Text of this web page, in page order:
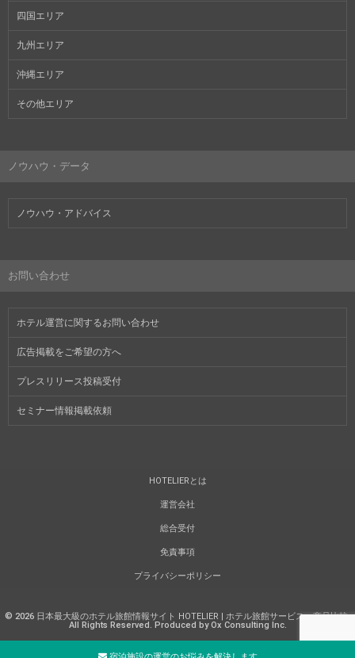
四国エリア
九州エリア
沖縄エリア
その他エリア
ノウハウ・データ
ノウハウ・アドバイス
お問い合わせ
ホテル運営に関するお問い合わせ
広告掲載をご希望の方へ
プレスリリース投稿受付
セミナー情報掲載依頼
HOTELIERとは
運営会社
総合受付
免責事項
プライバシーポリシー
© 2026 日本最大級のホテル旅館情報サイト HOTELIER | ホテル旅館サービス・商品比較.
All Rights Reserved. Produced by Ox Consulting Inc.